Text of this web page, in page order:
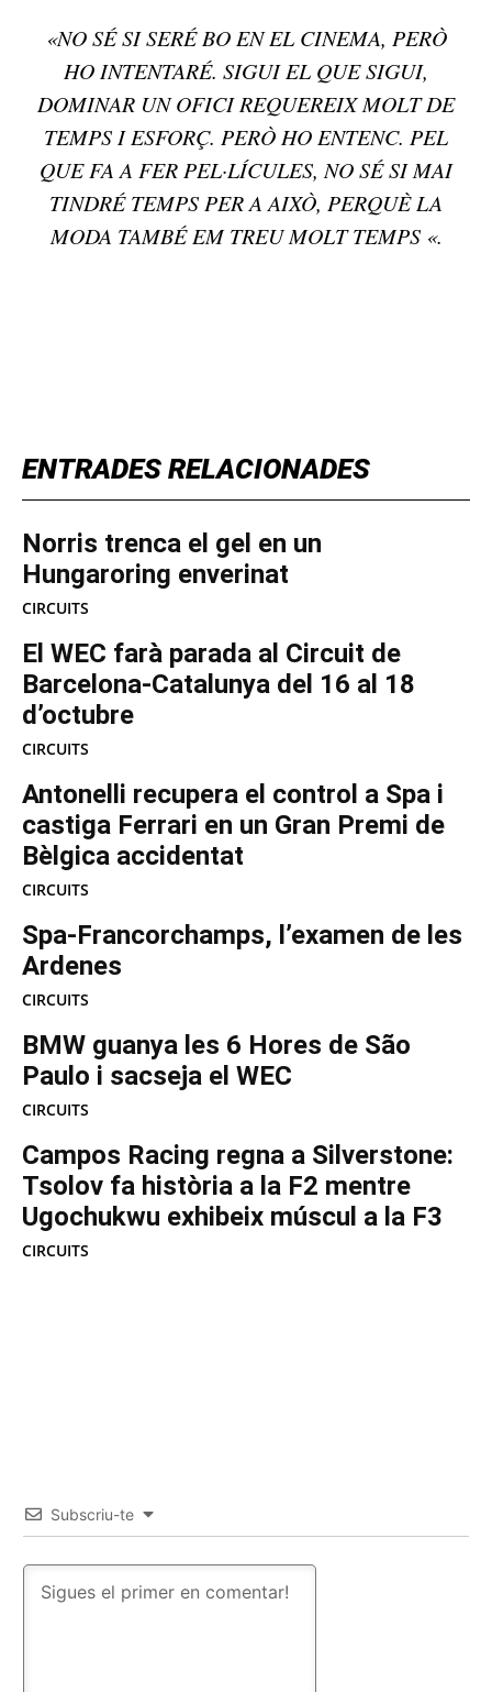
ENTRADES RELACIONADES
Norris trenca el gel en un
Hungaroring enverinat
CIRCUITS
El WEC farà parada al Circuit de
Barcelona-Catalunya del 16 al 18
d’octubre
CIRCUITS
Antonelli recupera el control a Spa i
castiga Ferrari en un Gran Premi de
Bèlgica accidentat
CIRCUITS
Spa-Francorchamps, l’examen de les
Ardenes
CIRCUITS
BMW guanya les 6 Hores de São
Paulo i sacseja el WEC
CIRCUITS
Campos Racing regna a Silverstone:
Tsolov fa història a la F2 mentre
Ugochukwu exhibeix múscul a la F3
CIRCUITS
«NO SÉ SI SERÉ BO EN EL CINEMA, PERÒ
HO INTENTARÉ. SIGUI EL QUE SIGUI,
DOMINAR UN OFICI REQUEREIX MOLT DE
TEMPS I ESFORÇ. PERÒ HO ENTENC. PEL
QUE FA A FER PEL·LÍCULES, NO SÉ SI MAI
TINDRÉ TEMPS PER A AIXÒ, PERQUÈ LA
MODA TAMBÉ EM TREU MOLT TEMPS «.
Subscriu-te